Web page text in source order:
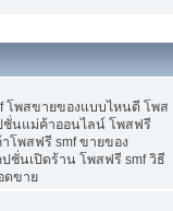
โพสขายของแบบไหนดี โพส
ชั่นแม่ค้าออนไลน์ โพสฟรี
โพสฟรี smf ขายของ
ชั่นเปิดร้าน โพสฟรี smf วิธี
ดขาย